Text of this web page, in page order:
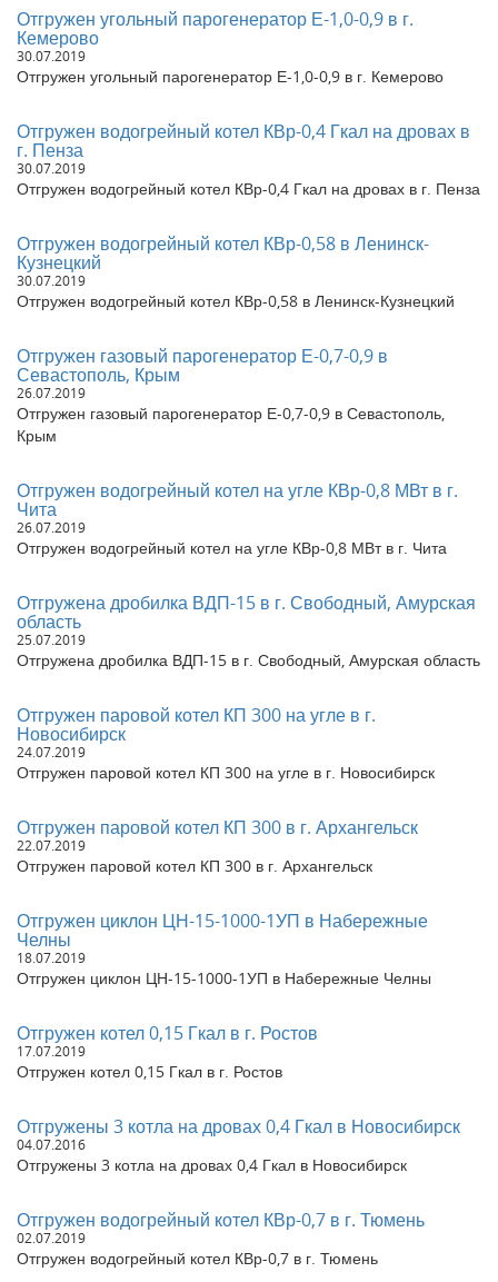
Отгружен циклон ЦН 15-500-2СП в г. Новосибирск
Отгружен котел угольный 0,6 Гкал в г. Тамбов Тамбовская
область
Отгружен котел угольный 0,6 Гкал в г. Красноярск
Отгружен котел угольный 0,4 Гкал в г. Бийск Алтайский край
Отгружен котел угольный 0,8 Гкал в г. Екатеринбург
Свердловская область
Отгружен котел угольный 1,1 Гкал в г. Бийск
Отгружена труба дымовая ДУ 800 в г. Пермь Пермский край
Отгружен котел угольный 0,7 Гкал в г. Ржев Тверская область
Отгружен котел угольный 0,4 Гкал в г. Томск Томская область
область
Отгружен угольный котел 0,5 Гкал в г.Евпатория Республика
Камчатский
Алтайский край
Отгружен котел угольный 0,15 Гкал в г. Кунгур Пермский край
Тамбовская область
Отгружен котел угольный 1,0 МВт в г. Краснодар
Отгружен котел 0,3 Гкал в г. Калуга Калужская область
Отгружен циклон ЦН 15-600-6УП в г. Барнаул Алтайский край
Отгружена топка ТШПМ-1,45 в г. Барнаул Алтайский край
Отгружен газовый паровой котел 300 кг в час в г. Армавир
Новосибирск
Отгружен угольный паровой котел 300 кг в час в с. Павловск
Алтайский край
область
область
Отгружен котел 1,0 МВт в с. Боря-Богородицкая Московская
Отгружен котел угольный 1,1 Гкал в г. Асбест Свердловская
область
Отгружен котел угольный 1,1 Гкал в г. Рубцовск Алтайский
Отгружен котел 0,3 Гкал в г. Химки Московская область
Отгружен котел на угле 800 кВт в г. Барнаул Алтайский край
Отгружен котел угольный 0,3 Гкал в г. Иркутск
Отгружен котел угольный 0,8 Гкал в г. Ангарск Иркутская
Отгружен угольный парогенератор Е-1,0-0,9 в г.
Кемерово
30.07.2019
Отгружен угольный парогенератор Е-1,0-0,9 в г. Кемерово
Отгружен водогрейный котел КВр-0,4 Гкал на дровах в
г. Пенза
30.07.2019
Отгружен водогрейный котел КВр-0,4 Гкал на дровах в г. Пенза
Отгружен водогрейный котел КВр-0,58 в Ленинск-
Кузнецкий
30.07.2019
Отгружен водогрейный котел КВр-0,58 в Ленинск-Кузнецкий
Отгружен газовый парогенератор Е-0,7-0,9 в
Севастополь, Крым
26.07.2019
Отгружен газовый парогенератор Е-0,7-0,9 в Севастополь,
Крым
Отгружен водогрейный котел на угле КВр-0,8 МВт в г.
Чита
26.07.2019
Отгружен водогрейный котел на угле КВр-0,8 МВт в г. Чита
Отгружена дробилка ВДП-15 в г. Свободный, Амурская
область
25.07.2019
Отгружена дробилка ВДП-15 в г. Свободный, Амурская область
Отгружен паровой котел КП 300 на угле в г.
Новосибирск
24.07.2019
Отгружен паровой котел КП 300 на угле в г. Новосибирск
Отгружен паровой котел КП 300 в г. Архангельск
22.07.2019
Отгружен паровой котел КП 300 в г. Архангельск
Отгружен циклон ЦН-15-1000-1УП в Набережные
Челны
18.07.2019
Отгружен циклон ЦН-15-1000-1УП в Набережные Челны
Отгружен котел 0,15 Гкал в г. Ростов
17.07.2019
Отгружен котел 0,15 Гкал в г. Ростов
Отгружены 3 котла на дровах 0,4 Гкал в Новосибирск
04.07.2016
Отгружены 3 котла на дровах 0,4 Гкал в Новосибирск
Отгружен водогрейный котел КВр-0,7 в г. Тюмень
02.07.2019
Отгружен водогрейный котел КВр-0,7 в г. Тюмень